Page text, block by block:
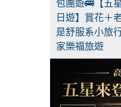
包團遊🚌【五
日遊】賞花＋
是舒服系小旅
家樂福旅遊